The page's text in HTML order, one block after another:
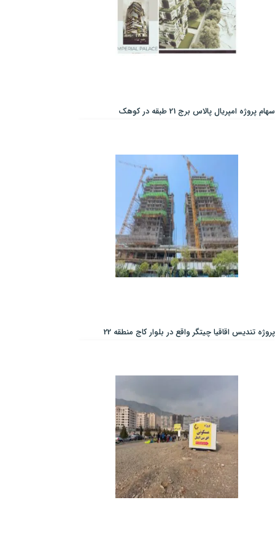
سهام پروژه امپریال پالاس برج 21 طبقه در کوهک
پروژه تندیس اقاقیا چیتگر واقع در بلوار کاج منطقه 22